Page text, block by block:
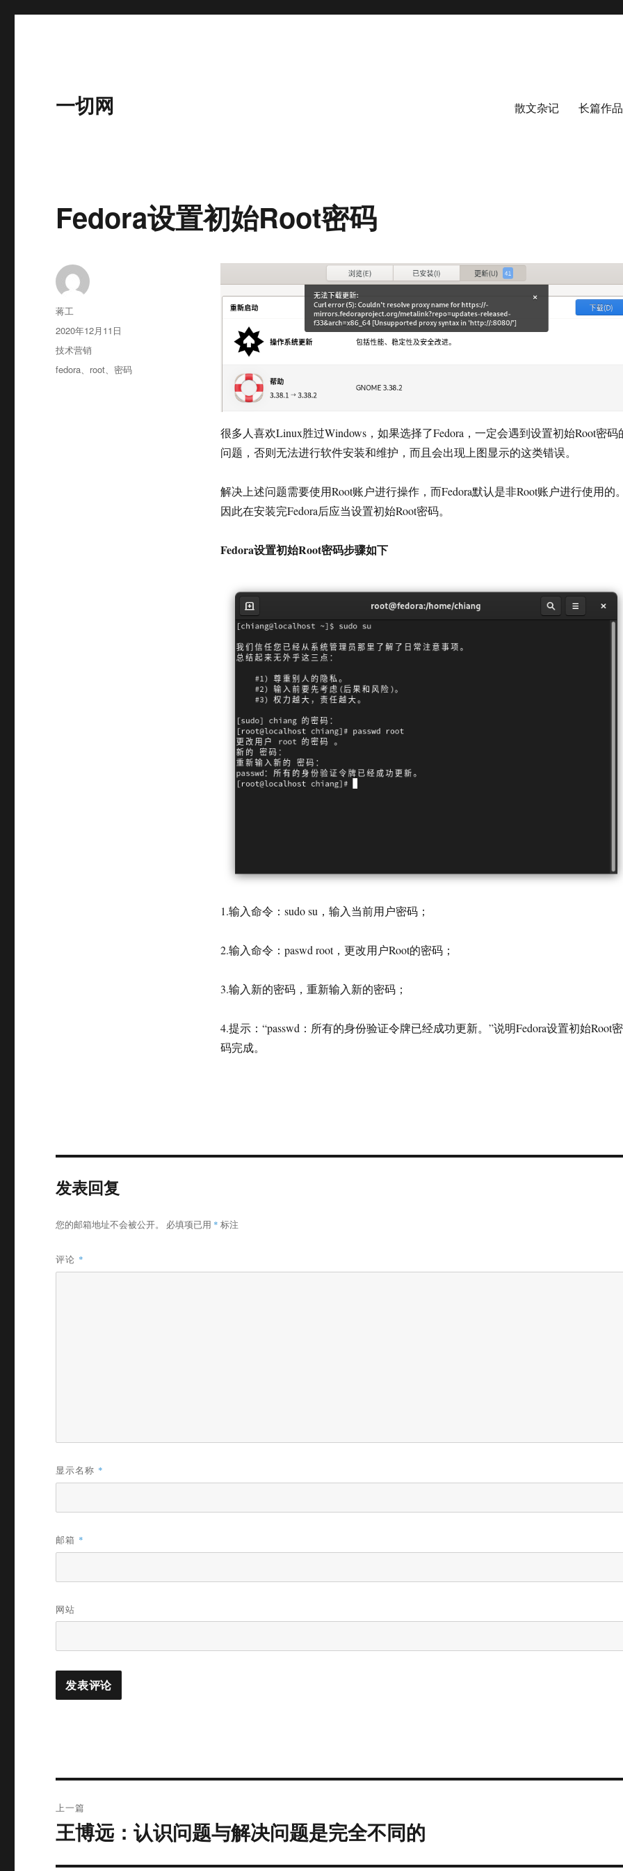
一切网 散文杂记 长篇作品
Fedora设置初始Root密码
很多人喜欢Linux胜过Windows，如果选择了Fedora，一定会遇到设置初始Root密码
问题，否则无法进行软件安装和维护，而且会出现上图显示的这类错误。
解决上述问题需要使用Root账户进行操作，而Fedora默认是非Root账户进行使用的
因此在安装完Fedora后应当设置初始Root密码。
Fedora设置初始Root密码步骤如下
1.输入命令：sudo su，输入当前用户密码；
2.输入命令：paswd root，更改用户Root的密码；
3.输入新的密码，重新输入新的密码；
4.提示：“passwd：所有的身份验证令牌已经成功更新。”说明Fedora设置初始Root密
码完成。
作
者
蒋工
发
布
于
2020年12月11日
分
类
技术营销
标
fedora、 root、 密码
发表回复
您的邮箱地址不会被公开。 必填项已用 * 标注
评论 *
显示名称 *
邮箱 *
网站
章
上一篇
上
文
王博远：认识问题与解决问题是完全不同的